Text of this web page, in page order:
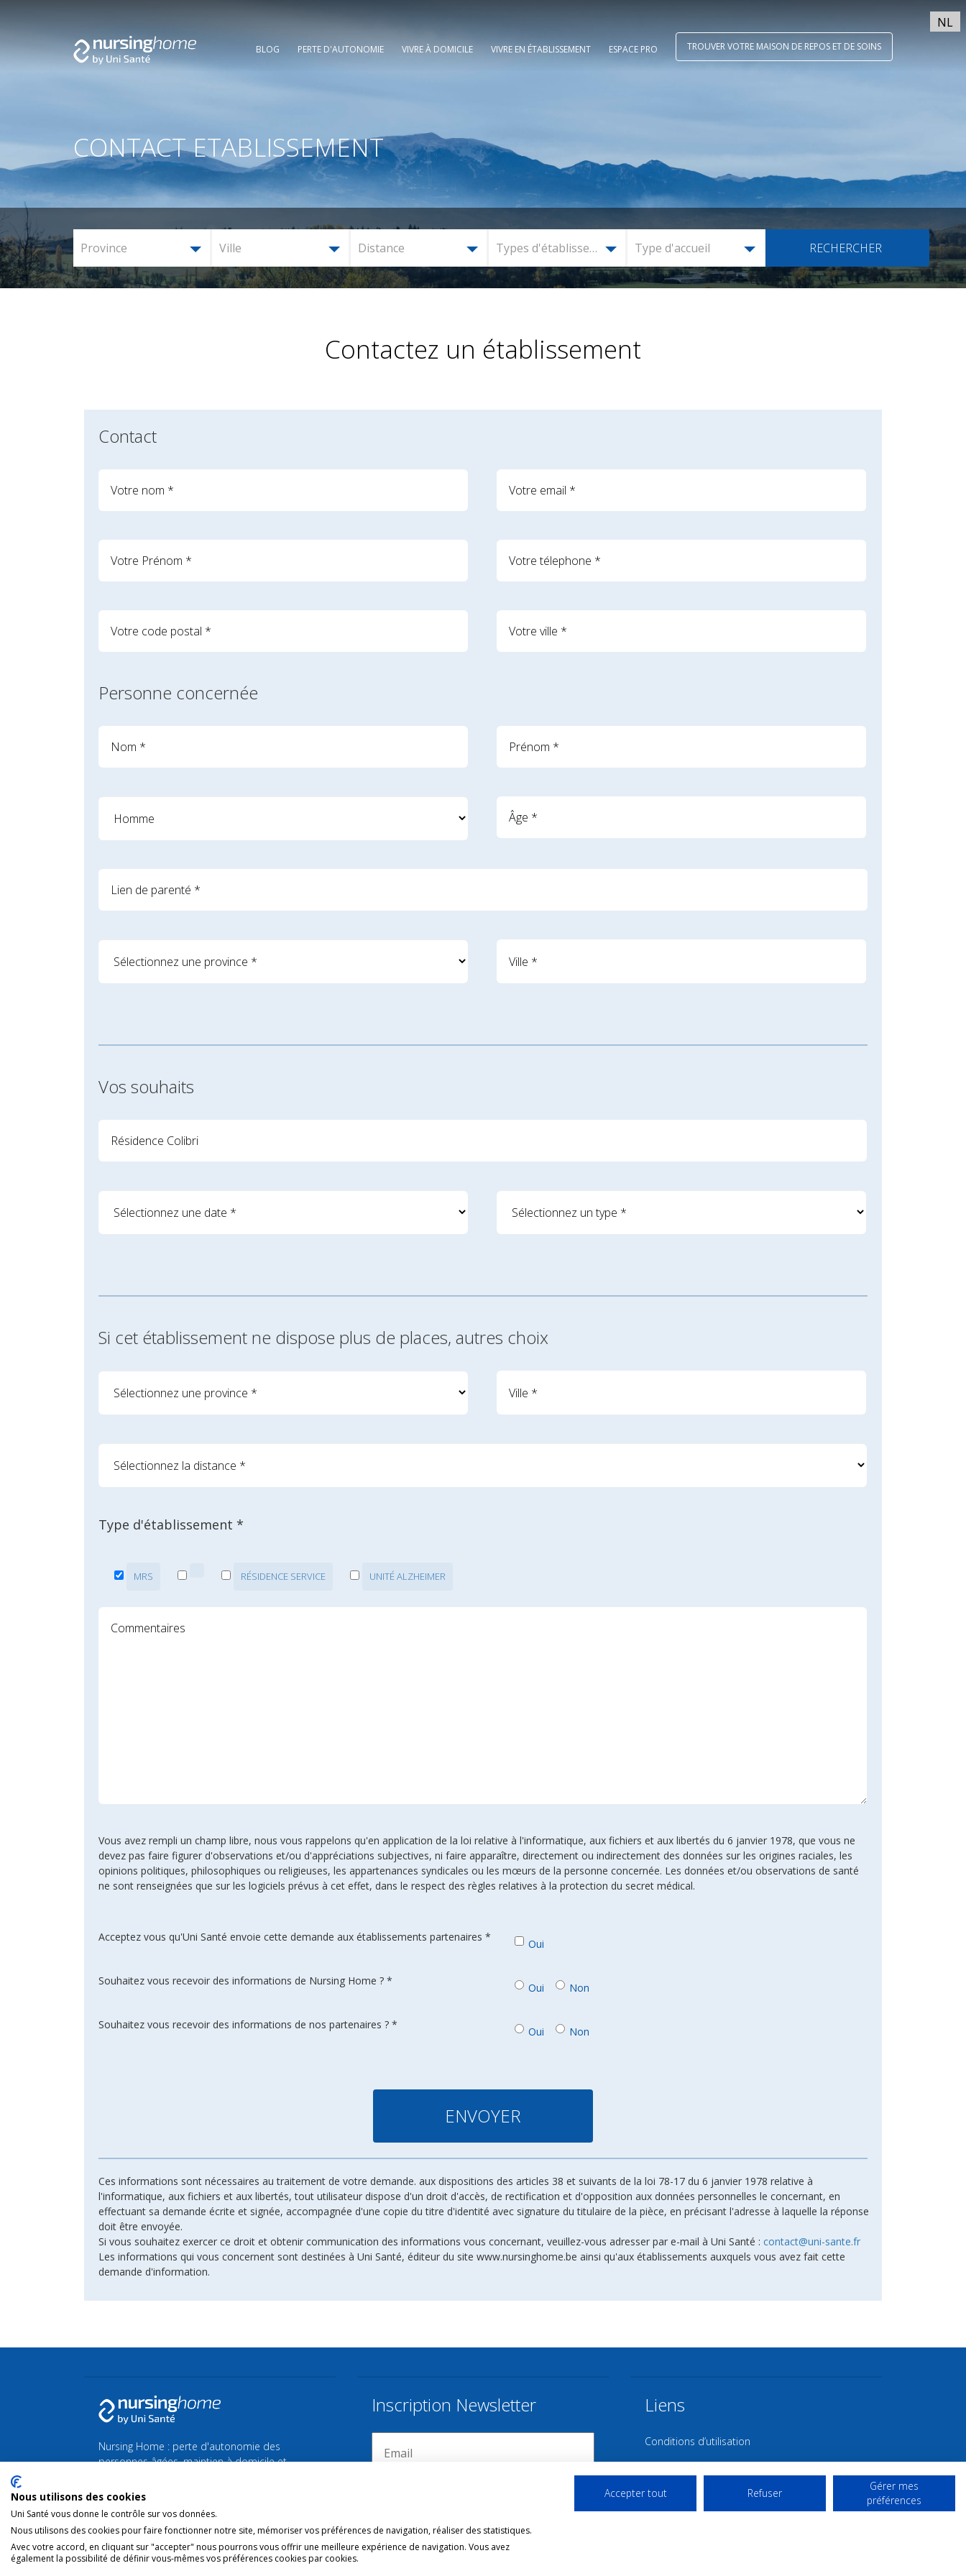
NL
BLOG PERTE D'AUTONOMIE VIVRE À DOMICILE VIVRE EN ÉTABLISSEMENT ESPACE PRO TROUVER VOTRE MAISON DE REPOS ET DE SOINS
CONTACT ETABLISSEMENT
Province Ville Distance Types d'établissement Type d'accueil RECHERCHER
Contactez un établissement
Contact
Personne concernée
Vos souhaits
Si cet établissement ne dispose plus de places, autres choix
Type d'établissement *
MRS RÉSIDENCE SERVICE UNITÉ ALZHEIMER
Vous avez rempli un champ libre, nous vous rappelons qu'en application de la loi relative à l'informatique, aux fichiers et aux libertés du 6 janvier 1978, que vous ne
devez pas faire figurer d'observations et/ou d'appréciations subjectives, ni faire apparaître, directement ou indirectement des données sur les origines raciales, les
opinions politiques, philosophiques ou religieuses, les appartenances syndicales ou les mœurs de la personne concernée. Les données et/ou observations de santé
ne sont renseignées que sur les logiciels prévus à cet effet, dans le respect des règles relatives à la protection du secret médical.
Acceptez vous qu'Uni Santé envoie cette demande aux établissements partenaires *
Oui
Souhaitez vous recevoir des informations de Nursing Home ? *
Oui Non
Souhaitez vous recevoir des informations de nos partenaires ? *
Oui Non
Ces informations sont nécessaires au traitement de votre demande. aux dispositions des articles 38 et suivants de la loi 78-17 du 6 janvier 1978 relative à
l'informatique, aux fichiers et aux libertés, tout utilisateur dispose d'un droit d'accès, de rectification et d'opposition aux données personnelles le concernant, en
effectuant sa demande écrite et signée, accompagnée d'une copie du titre d'identité avec signature du titulaire de la pièce, en précisant l'adresse à laquelle la réponse
doit être envoyée.
Si vous souhaitez exercer ce droit et obtenir communication des informations vous concernant, veuillez-vous adresser par e-mail à Uni Santé : contact@uni-sante.fr
Les informations qui vous concernent sont destinées à Uni Santé, éditeur du site www.nursinghome.be ainsi qu'aux établissements auxquels vous avez fait cette
demande d'information.
Nursing Home : perte d'autonomie des
personnes âgées, maintien à domicile et
Retrouvez toutes les actualités de la Silver
Inscription Newsletter Liens
Conditions d’utilisation
Contact NL
Copyright
Mentions Légales
Nous utilisons des cookies
Uni Santé vous donne le contrôle sur vos données.
Nous utilisons des cookies pour faire fonctionner notre site, mémoriser vos préférences de navigation, réaliser des statistiques.
Avec votre accord, en cliquant sur "accepter" nous pourrons vous offrir une meilleure expérience de navigation. Vous avez
également la possibilité de définir vous-mêmes vos préférences cookies par cookies.
Accepter tout Refuser
Gérer mes
préférences